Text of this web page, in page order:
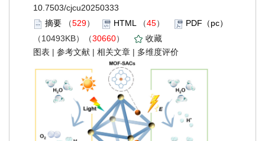
10.7503/cjcu20250333
摘要 （529） HTML（45）
PDF（pc）
（10493KB）（30660）
收藏
图表 | 参考文献 | 相关文章 | 多维度评价